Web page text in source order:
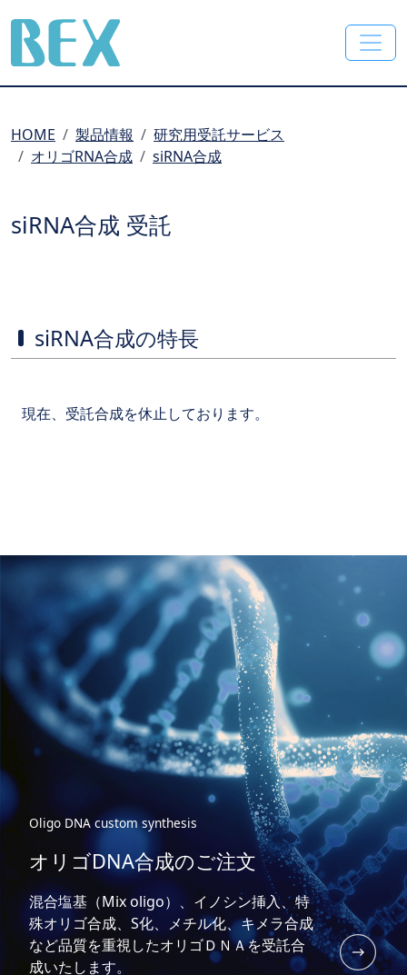
HOME 製品情報
研究用受託サービス
オリゴRNA合成
siRNA合成
siRNA合成 受託
siRNA合成の特長
現在、受託合成を休止しております。
Oligo DNA custom synthesis
オリゴDNA合成のご注文
混合塩基（Mix oligo）、イノシン挿入、特
殊オリゴ合成、S化、メチル化、キメラ合成
など品質を重視したオリゴＤＮＡを受託合
成いたします。